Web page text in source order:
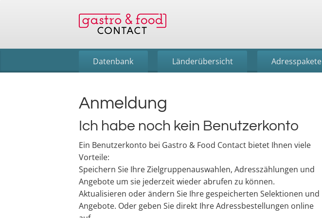
Datenbank Länderübersicht Adresspakete
Anmeldung
Ich habe noch kein Benutzerkonto
Ein Benutzerkonto bei Gastro & Food Contact bietet Ihnen viele
Vorteile:
Speichern Sie Ihre Zielgruppenauswahlen, Adresszählungen und
Angebote um sie jederzeit wieder abrufen zu können.
Aktualisieren oder ändern Sie Ihre gespeicherten Selektionen und
Angebote. Oder geben Sie direkt Ihre Adressbestellungen online